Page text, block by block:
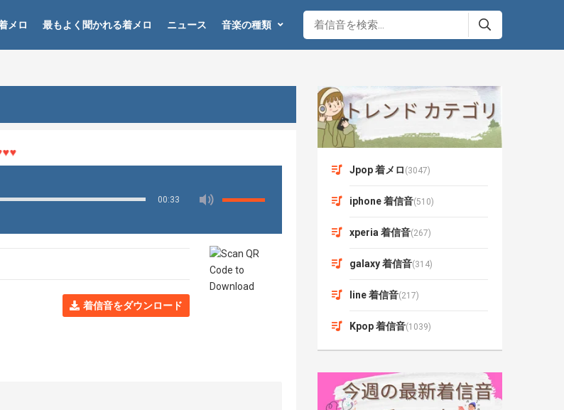
メロ 最もよく聞かれる着メロ ニュース 音楽の種類
00:33
着信音をダウンロード
Jpop 着メロ (3047)
iphone 着信音(510)
xperia 着信音(267)
galaxy 着信音(314)
line 着信音(217)
Kpop 着信音(1039)